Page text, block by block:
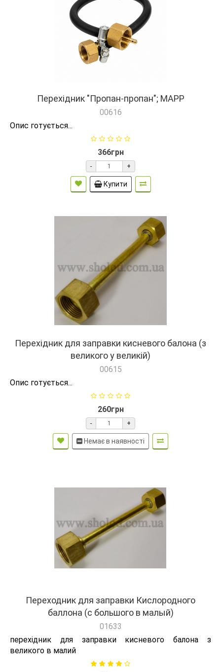
Перехідник "Пропан-пропан"; MAPP
00616
Опис готується...
366грн
- +
Купити
Перехідник для заправки кисневого балона (з
великого у великій)
00615
Опис готується...
260грн
- +
Немає в наявності
Переходник для заправки Кислородного
баллона (с большого в малый)
01633
перехідник для заправки кисневого балона з
великого в малий